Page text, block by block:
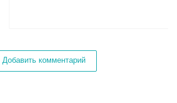
Добавить комментарий